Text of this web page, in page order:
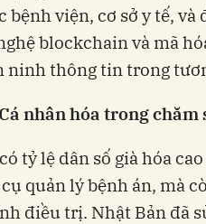
bệnh viện, cơ sở y tế,
blockchain và mã
ninh thông tin trong
nhân hóa trong chăm
tỷ lệ dân số già hóa
quản lý bệnh án, mà
điều trị. Nhật Bản đã